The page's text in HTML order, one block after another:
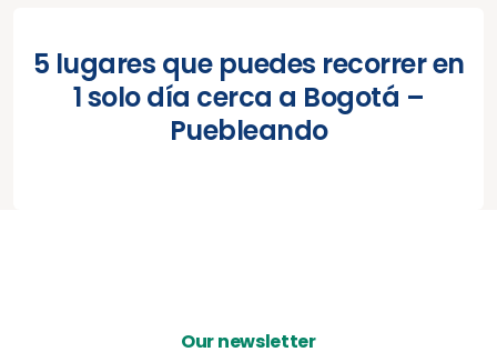
5 lugares que puedes recorrer en
1 solo día cerca a Bogotá –
Puebleando
Our newsletter